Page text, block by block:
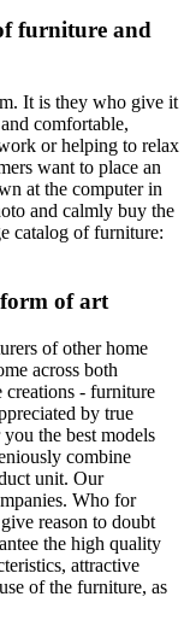
furniture and
It is they who give it
comfortable,
or helping to relax
want to place an
at the computer in
and calmly buy the
catalog of furniture:
of art
of other home
across both
creations - furniture
by true
the best models
combine
unit. Our
Who for
reason to doubt
the high quality
attractive
of the furniture, as